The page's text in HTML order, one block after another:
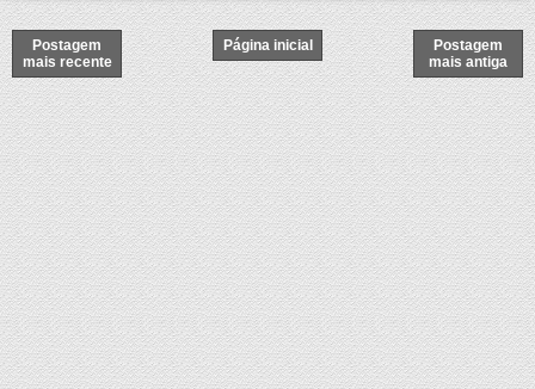
Postagem
mais recente
Postagem
mais antiga
Página inicial